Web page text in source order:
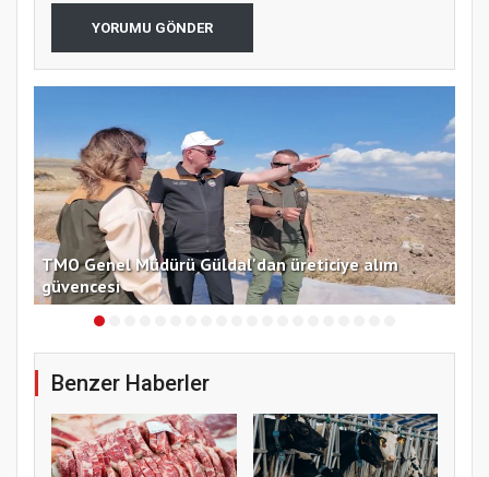
YORUMU GÖNDER
TMO Genel Müdürü Güldal'dan üreticiye alım
güvencesi
Benzer Haberler